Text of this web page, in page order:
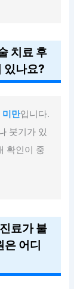
치료 후
있나요?
미만입니다.
붓기가 있
확인이 중
료가 불
은 어디